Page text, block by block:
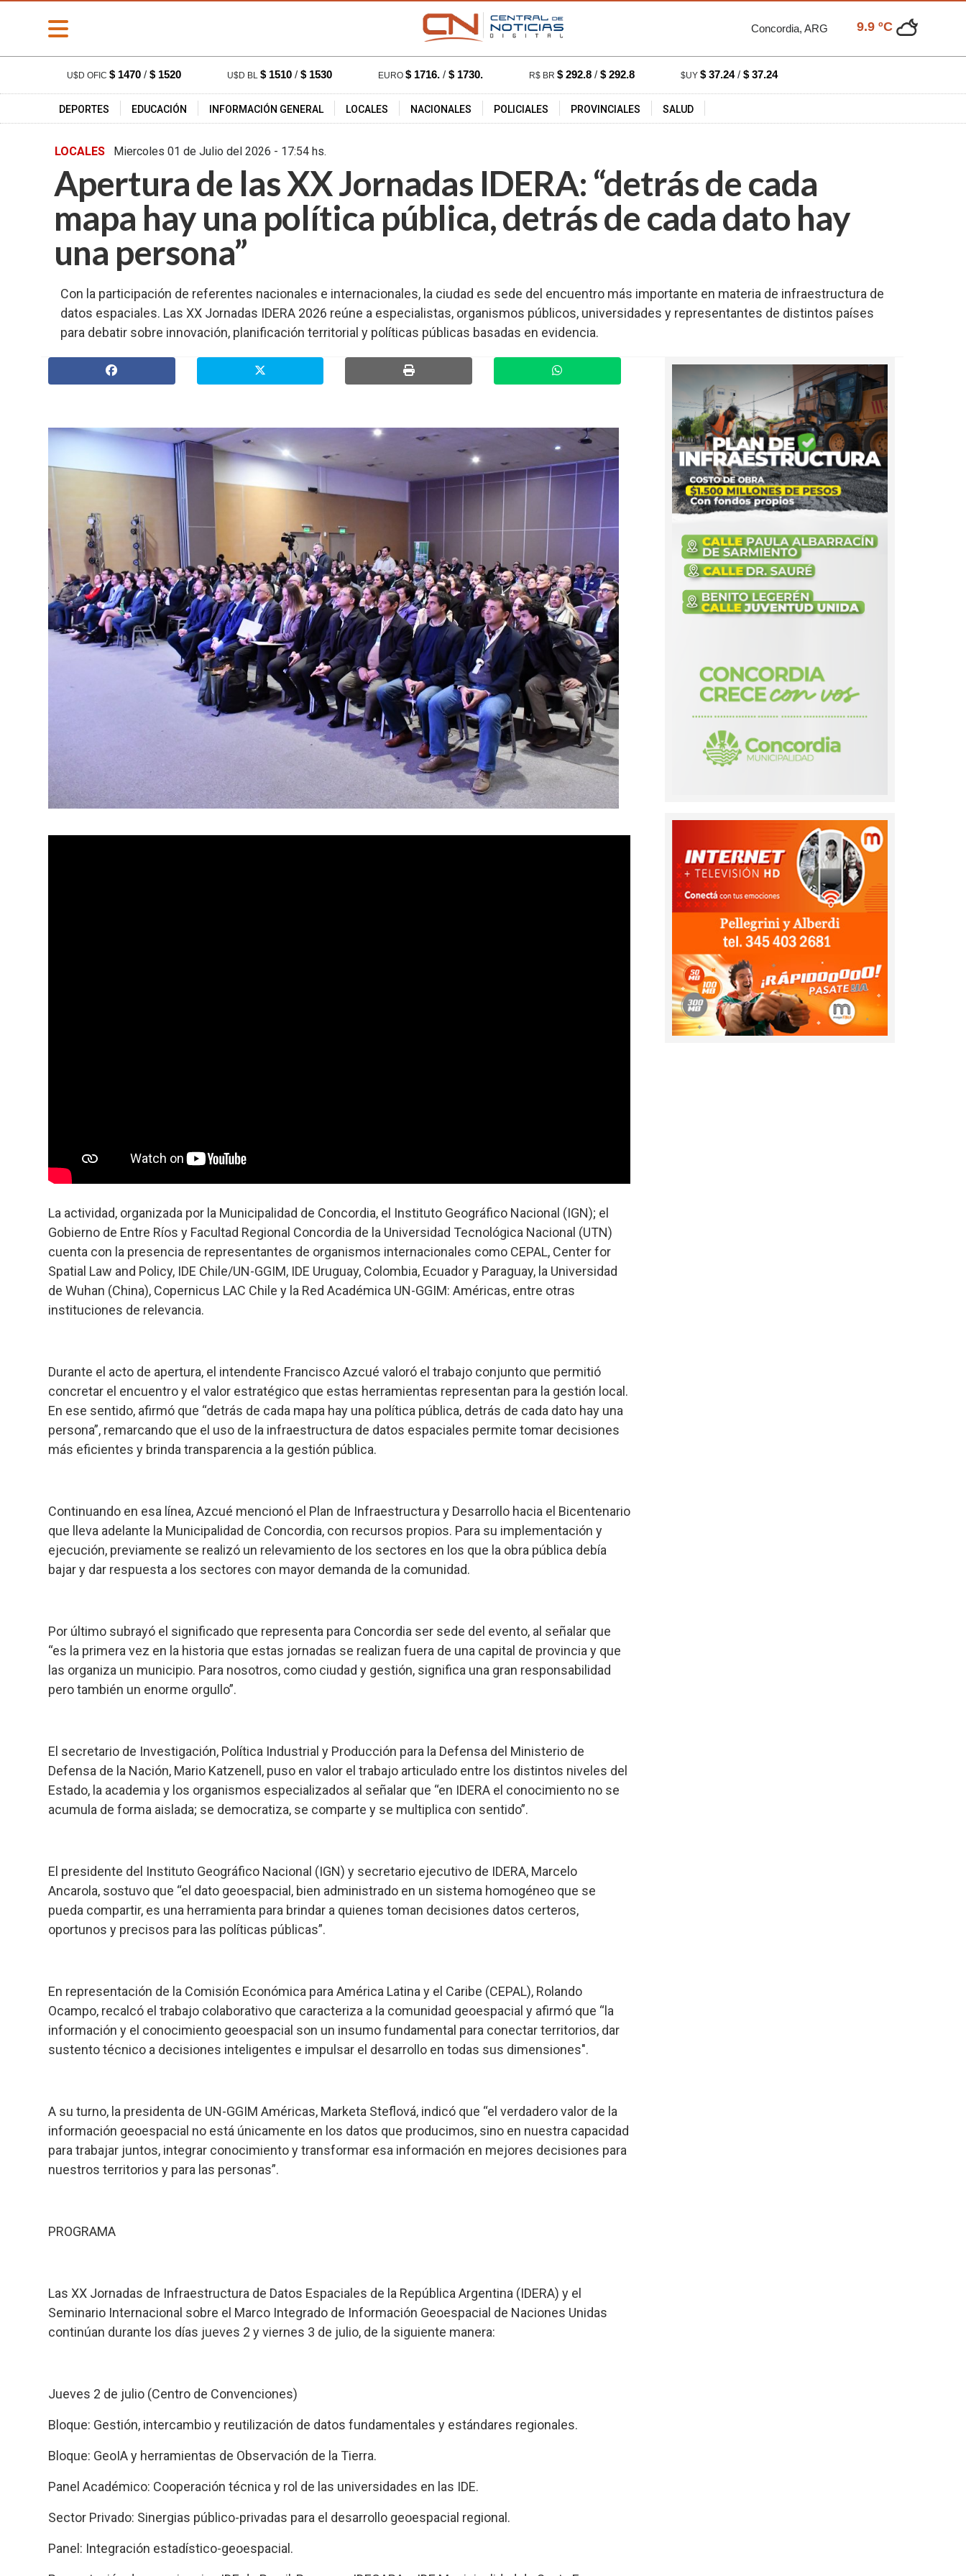
» PORTADA
» Deportes
» Locales
» Nacionales
» Provinciales
» Cultura
» Economía
» Espectáculos
Internacionales
» Política
Concordia, ARG 9.9 ºC
U$D OFIC $ 1470 / $ 1520 U$D BL $ 1510 / $ 1530 EURO $ 1716. / $ 1730. R$ BR $ 292.8 / $ 292.8 $UY $ 37.24/ $ 37.24
DEPORTES EDUCACIÓN INFORMACIÓN GENERAL LOCALES NACIONALES POLICIALES PROVINCIALES SALUD
LOCALES Miercoles 01 de Julio del 2026 - 17:54 hs.
Apertura de las XX Jornadas IDERA: “detrás de cada
mapa hay una política pública, detrás de cada dato hay
una persona”
Con la participación de referentes nacionales e internacionales, la ciudad es sede del encuentro más importante en materia de infraestructura de
datos espaciales. Las XX Jornadas IDERA 2026 reúne a especialistas, organismos públicos, universidades y representantes de distintos países
para debatir sobre innovación, planificación territorial y políticas públicas basadas en evidencia.
La actividad, organizada por la Municipalidad de Concordia, el Instituto Geográfico Nacional (IGN); el
Gobierno de Entre Ríos y Facultad Regional Concordia de la Universidad Tecnológica Nacional (UTN)
cuenta con la presencia de representantes de organismos internacionales como CEPAL, Center for
Spatial Law and Policy, IDE Chile/UN-GGIM, IDE Uruguay, Colombia, Ecuador y Paraguay, la Universidad
de Wuhan (China), Copernicus LAC Chile y la Red Académica UN-GGIM: Américas, entre otras
instituciones de relevancia.
Durante el acto de apertura, el intendente Francisco Azcué valoró el trabajo conjunto que permitió
concretar el encuentro y el valor estratégico que estas herramientas representan para la gestión local.
En ese sentido, afirmó que “detrás de cada mapa hay una política pública, detrás de cada dato hay una
persona”, remarcando que el uso de la infraestructura de datos espaciales permite tomar decisiones
más eficientes y brinda transparencia a la gestión pública.
Continuando en esa línea, Azcué mencionó el Plan de Infraestructura y Desarrollo hacia el Bicentenario
que lleva adelante la Municipalidad de Concordia, con recursos propios. Para su implementación y
ejecución, previamente se realizó un relevamiento de los sectores en los que la obra pública debía
bajar y dar respuesta a los sectores con mayor demanda de la comunidad.
Por último subrayó el significado que representa para Concordia ser sede del evento, al señalar que
“es la primera vez en la historia que estas jornadas se realizan fuera de una capital de provincia y que
las organiza un municipio. Para nosotros, como ciudad y gestión, significa una gran responsabilidad
pero también un enorme orgullo”.
El secretario de Investigación, Política Industrial y Producción para la Defensa del Ministerio de
Defensa de la Nación, Mario Katzenell, puso en valor el trabajo articulado entre los distintos niveles del
Estado, la academia y los organismos especializados al señalar que “en IDERA el conocimiento no se
acumula de forma aislada; se democratiza, se comparte y se multiplica con sentido”.
El presidente del Instituto Geográfico Nacional (IGN) y secretario ejecutivo de IDERA, Marcelo
Ancarola, sostuvo que “el dato geoespacial, bien administrado en un sistema homogéneo que se
pueda compartir, es una herramienta para brindar a quienes toman decisiones datos certeros,
oportunos y precisos para las políticas públicas”.
En representación de la Comisión Económica para América Latina y el Caribe (CEPAL), Rolando
Ocampo, recalcó el trabajo colaborativo que caracteriza a la comunidad geoespacial y afirmó que “la
información y el conocimiento geoespacial son un insumo fundamental para conectar territorios, dar
sustento técnico a decisiones inteligentes e impulsar el desarrollo en todas sus dimensiones".
A su turno, la presidenta de UN-GGIM Américas, Marketa Steflová, indicó que “el verdadero valor de la
información geoespacial no está únicamente en los datos que producimos, sino en nuestra capacidad
para trabajar juntos, integrar conocimiento y transformar esa información en mejores decisiones para
nuestros territorios y para las personas”.
PROGRAMA
Las XX Jornadas de Infraestructura de Datos Espaciales de la República Argentina (IDERA) y el
Seminario Internacional sobre el Marco Integrado de Información Geoespacial de Naciones Unidas
continúan durante los días jueves 2 y viernes 3 de julio, de la siguiente manera:
Jueves 2 de julio (Centro de Convenciones)
Bloque: Gestión, intercambio y reutilización de datos fundamentales y estándares regionales.
Bloque: GeoIA y herramientas de Observación de la Tierra.
Panel Académico: Cooperación técnica y rol de las universidades en las IDE.
Sector Privado: Sinergias público-privadas para el desarrollo geoespacial regional.
Panel: Integración estadístico-geoespacial.